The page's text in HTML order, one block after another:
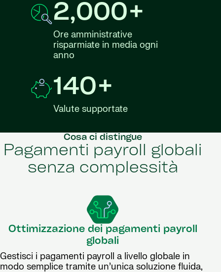
2,000+
Ore amministrative
risparmiate in media ogni
anno
140+
Valute supportate
Cosa ci distingue
Pagamenti payroll globali
senza complessità
Ottimizzazione dei pagamenti payroll
globali
Gestisci i pagamenti payroll a livello globale in
modo semplice tramite un’unica soluzione fluida,